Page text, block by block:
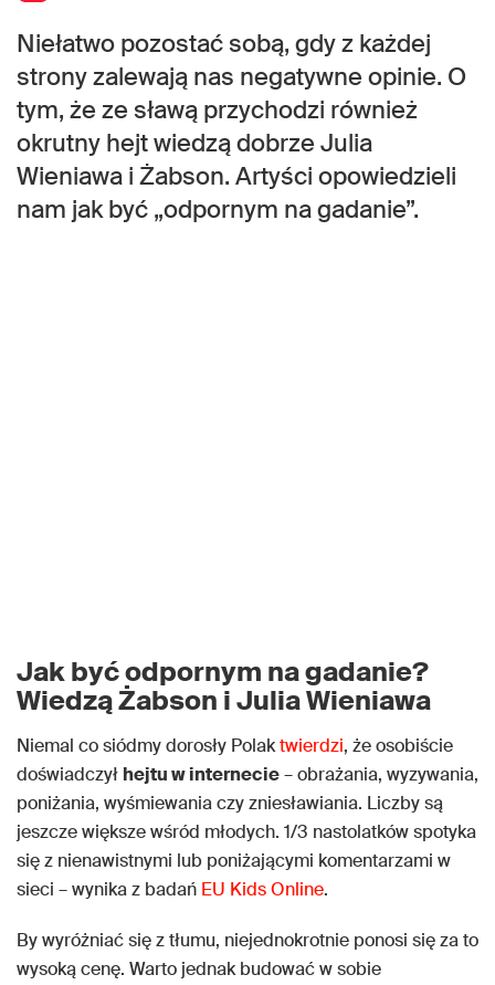
Niełatwo pozostać sobą, gdy z każdej
strony zalewają nas negatywne opinie. O
tym, że ze sławą przychodzi również
okrutny hejt wiedzą dobrze Julia
Wieniawa i Żabson. Artyści opowiedzieli
nam jak być „odpornym na gadanie”.
Jak być odpornym na gadanie?
Wiedzą Żabson i Julia Wieniawa
Niemal co siódmy dorosły Polaktwierdzi, że osobiście
doświadczył hejtu w internecie– obrażania, wyzywania,
poniżania, wyśmiewania czy zniesławiania. Liczby są
jeszcze większe wśród młodych. 1/3 nastolatków spotyka
się z nienawistnymi lub poniżającymi komentarzami w
sieci – wynika z badań EU Kids Online.
By wyróżniać się z tłumu, niejednokrotnie ponosi się za to
wysoką cenę. Warto jednak budować w sobie